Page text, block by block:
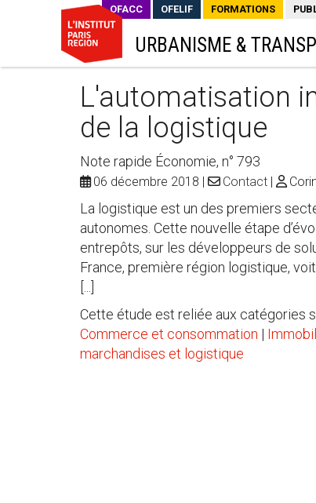
OFACC OFELIF FORMATIONS
URBANISME &
L'automatisation
de la logistique
Note rapide Économie, n° 793
06 décembre 2018 Contact
La logistique est un des premiers
autonomes. Cette nouvelle étape
entrepôts, sur les développeurs de
France, première région logistique,
[...]
Cette étude est reliée aux catégories
Commerce et consommation |
marchandises et logistique